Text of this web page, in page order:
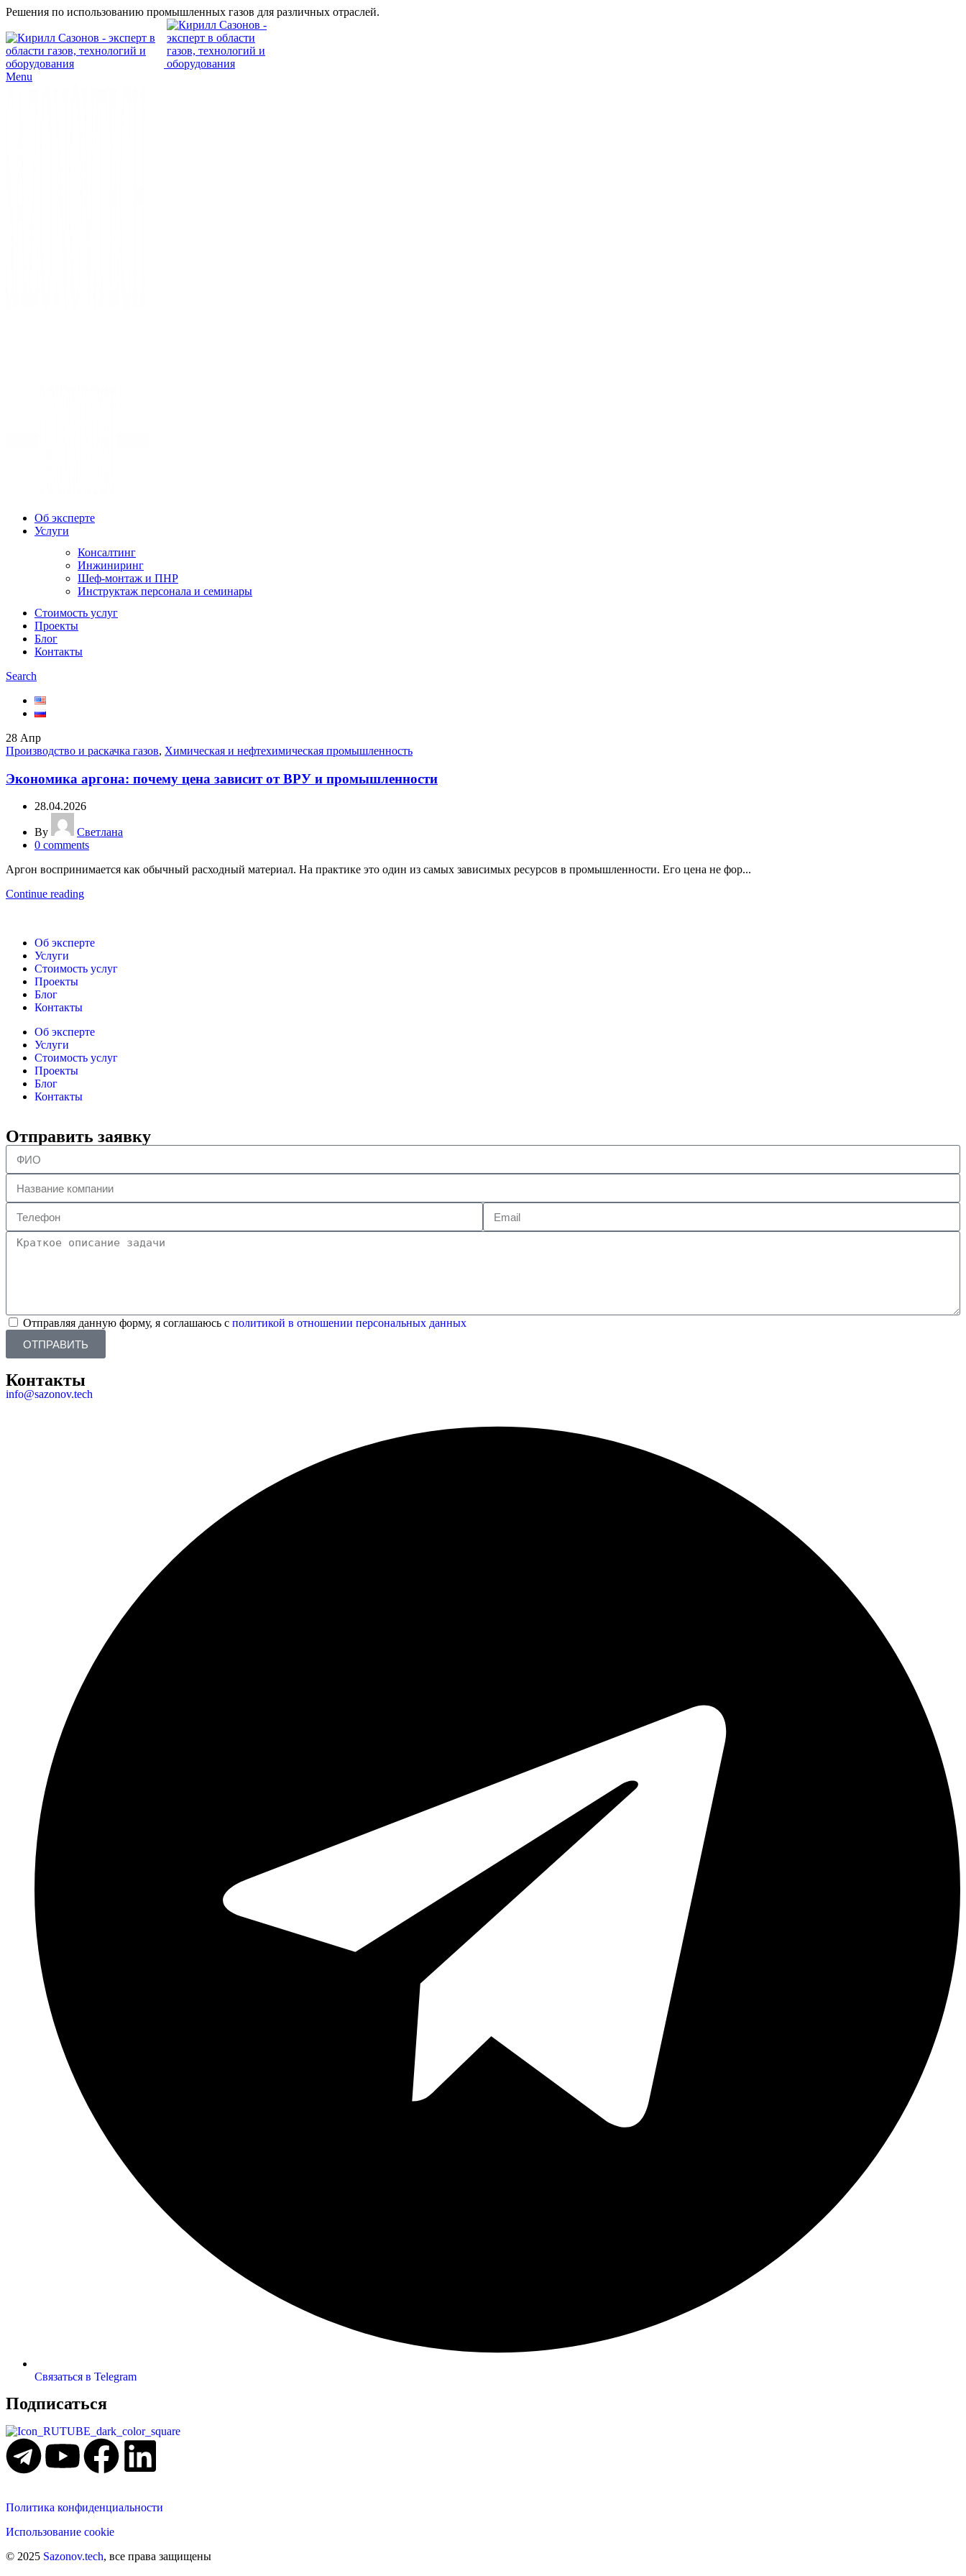
Решения по использованию промышленных газов для различных отраслей.
Menu
Об эксперте
Услуги
Консалтинг
Инжиниринг
Шеф-монтаж и ПНР
Инструктаж персонала и семинары
Стоимость услуг
Проекты
Блог
Контакты
Search
28 Апр
Производство и раскачка газов, Химическая и нефтехимическая промышленность
Экономика аргона: почему цена зависит от ВРУ и промышленности
28.04.2026
By
Светлана
0 comments
Аргон воспринимается как обычный расходный материал. На практике это один из самых зависимых ресурсов в промышленности. Его цена не фор...
Continue reading
Об эксперте
Услуги
Стоимость услуг
Проекты
Блог
Контакты
Об эксперте
Услуги
Стоимость услуг
Проекты
Блог
Контакты
Отправить заявку
Отправляя данную форму, я соглашаюсь с политикой в отношении персональных данных
ОТПРАВИТЬ
Контакты
info@sazonov.tech
Связаться в Telegram
Подписаться
Политика конфиденциальности
Использование cookie
© 2025 Sazonov.tech, все права защищены